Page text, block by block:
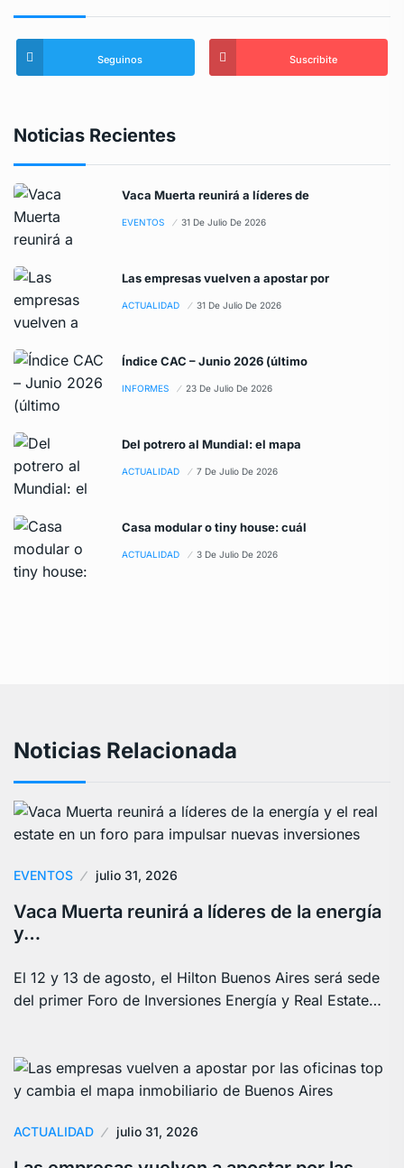
Seguinos Suscribite
Noticias Recientes
Vaca Muerta reunirá a líderes de
EVENTOS 31 De Julio De 2026
Las empresas vuelven a apostar por
ACTUALIDAD 31 De Julio De 2026
Índice CAC – Junio 2026 (último
INFORMES 23 De Julio De 2026
Del potrero al Mundial: el mapa
ACTUALIDAD 7 De Julio De 2026
Casa modular o tiny house: cuál
ACTUALIDAD 3 De Julio De 2026
Noticias Relacionada
EVENTOS julio 31, 2026
Vaca Muerta reunirá a líderes de la energía
y…
El 12 y 13 de agosto, el Hilton Buenos Aires será sede
del primer Foro de Inversiones Energía y Real Estate…
ACTUALIDAD julio 31, 2026